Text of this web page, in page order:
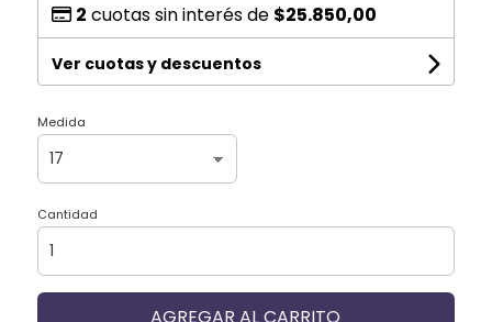
2 cuotas sin interés de $25.850,00
Ver cuotas y descuentos
Medida
Cantidad